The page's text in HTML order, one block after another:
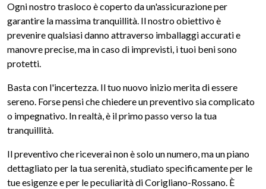
Ogni nostro trasloco è coperto da un'assicurazione per
garantire la massima tranquillità. Il nostro obiettivo è
prevenire qualsiasi danno attraverso imballaggi accurati e
manovre precise, ma in caso di imprevisti, i tuoi beni sono
protetti.
Basta con l'incertezza. Il tuo nuovo inizio merita di essere
sereno. Forse pensi che chiedere un preventivo sia complicato
o impegnativo. In realtà, è il primo passo verso la tua
tranquillità.
Il preventivo che riceverai non è solo un numero, ma un piano
dettagliato per la tua serenità, studiato specificamente per le
tue esigenze e per le peculiarità di Corigliano-Rossano. È